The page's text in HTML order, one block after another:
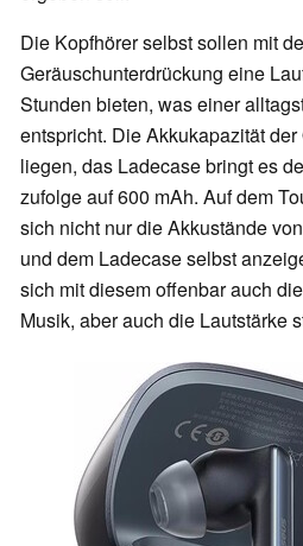
Die Kopfhörer selbst sollen mit
Geräuschunterdrückung eine
Stunden bieten, was einer
entspricht. Die Akkukapazität
liegen, das Ladecase bringt es
zufolge auf 600 mAh. Auf dem
sich nicht nur die Akkustände
und dem Ladecase selbst
sich mit diesem offenbar auch
Musik, aber auch die Lautstärke